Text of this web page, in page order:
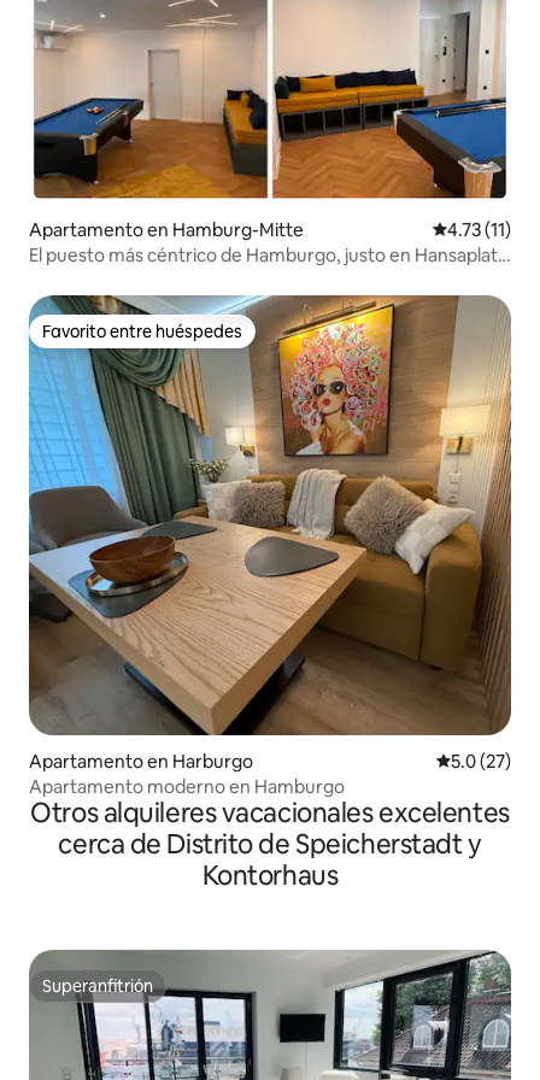
Apartamento en Hamburg-Mitte Calificación
4.73 (11)
El puesto más céntrico de Hamburgo, justo en Hansaplatz
Favorito entre huéspedes
Favorito entre huéspedes
Apartamento en Harburgo Calificación
5.0 (27)
Apartamento moderno en Hamburgo
Otros alquileres vacacionales excelentes
cerca de Distrito de Speicherstadt y
Kontorhaus
Superanfitrión
Superanfitrión